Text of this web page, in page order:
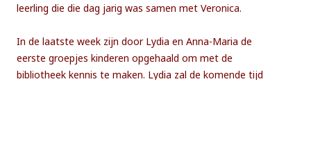
leerling die die dag jarig was samen met Veronica.
In de laatste week zijn door Lydia en Anna-Maria de
eerste groepjes kinderen opgehaald om met de
bibliotheek kennis te maken. Lydia zal de komende tijd